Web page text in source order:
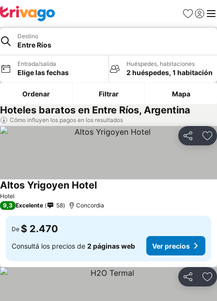
Favoritos
Iniciar
Destino
Entre Ríos
Entrada/salida
Elige las fechas
Huéspedes, habitaciones
2 huéspedes, 1 habitación
Ordenar Filtrar Mapa
Hoteles baratos en Entre Ríos, Argentina
Cómo influyen los pagos en los resultados
Compartir
Hotel
Altos Yrigoyen Hotel
9,3 Excelente 58 Concordia
De $ 2.470
Consultá los precios de 2 páginas web Ver precios
Compartir